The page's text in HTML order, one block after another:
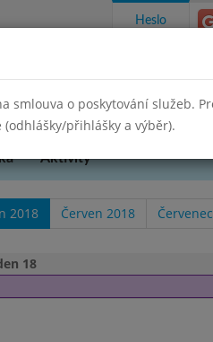
Heslo
Aktivity
2018 Červen 2018
18
o poskytování služeb.
přihlášky a výběr).